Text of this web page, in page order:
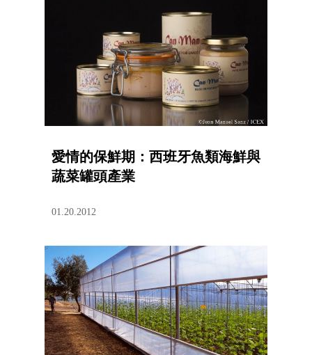
愛情的保鮮期：西班牙魚類海鮮與
蔬菜罐頭產業
01.20.2012